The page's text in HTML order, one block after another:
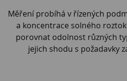
Měření probíhá v řízených
a koncentrace solného
porovnat odolnost různých
jejich shodu s požadavky